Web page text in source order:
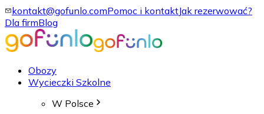
kontakt@gofunlo.comPomoc i kontaktJak rezerwować?
Dla firmBlog
Obozy
Wycieczki Szkolne
W Polsce